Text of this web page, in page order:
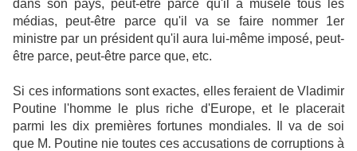
dans son pays, peut-être parce qu'il a muselé tous les
médias, peut-être parce qu'il va se faire nommer 1er
ministre par un président qu'il aura lui-même imposé, peut-
être parce, peut-être parce que, etc.
Si ces informations sont exactes, elles feraient de Vladimir
Poutine l'homme le plus riche d'Europe, et le placerait
parmi les dix premières fortunes mondiales. Il va de soi
que M. Poutine nie toutes ces accusations de corruptions à